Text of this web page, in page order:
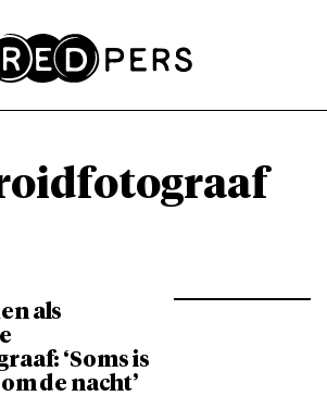
als
‘Soms is
de nacht’